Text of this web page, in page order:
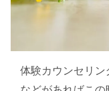
体験カウンセリ